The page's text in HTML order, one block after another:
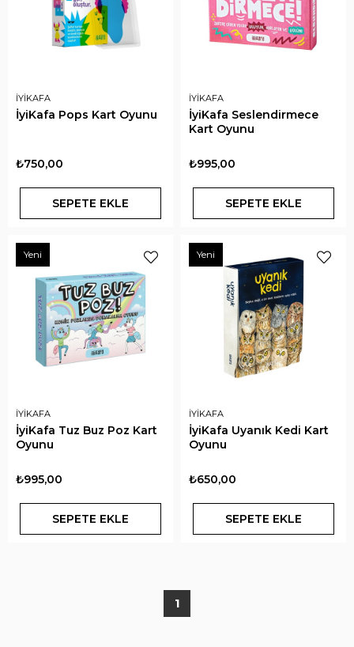
İYİKAFA
İyiKafa Pops Kart Oyunu
₺750,00
SEPETE EKLE
İYİKAFA
İyiKafa Seslendirmece
Kart Oyunu
₺995,00
SEPETE EKLE
İYİKAFA
İyiKafa Tuz Buz Poz Kart
Oyunu
₺995,00
SEPETE EKLE
Yeni
İYİKAFA
İyiKafa Uyanık Kedi Kart
Oyunu
₺650,00
SEPETE EKLE
Yeni
1